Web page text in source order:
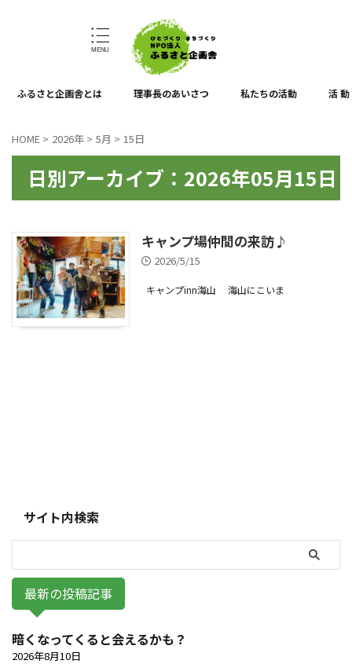
ふるさと企画舎とは 理事長のあいさつ 私たちの活動 活 動
HOME > 2026年 > 5月 > 15日
日別アーカイブ：2026年05月15日
キャンプ場仲間の来訪♪
2026/5/15
キャンプinn海山 海山にこいま
サイト内検索
最新の投稿記事
暗くなってくると会えるかも？
2026年8月10日